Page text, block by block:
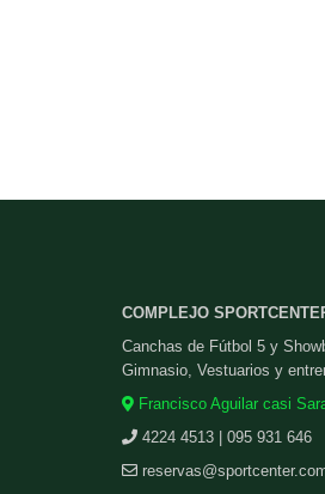
COMPLEJO
Canchas de Fútbol 5 y
Gimnasio, Vestuarios y
Francisco Aguilar casi
4224 4513 | 095 931 646